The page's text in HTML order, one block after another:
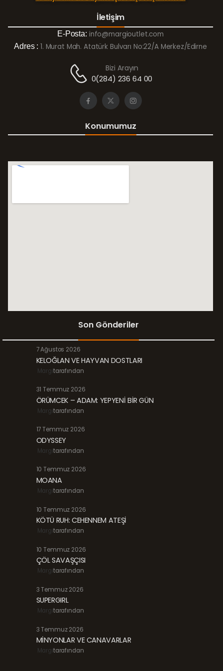
İletişim
E-Posta: info@margioutlet.com
Adres : 1. Murat Mah. Atatürk Bulvarı No:22/A Merkez/Edirne
Bizi Arayın
0(284) 236 64 00
Konumumuz
Son Gönderiler
7 Ağustos 2026
KELOĞLAN VE HAYVAN DOSTLARI
Margitarafından
31 Temmuz 2026
ÖRÜMCEK – ADAM: YEPYENİ BİR GÜN
Margitarafından
17 Temmuz 2026
ODYSSEY
Margitarafından
10 Temmuz 2026
MOANA
Margitarafından
10 Temmuz 2026
KÖTÜ RUH: CEHENNEM ATEŞİ
Margitarafından
10 Temmuz 2026
ÇÖL SAVAŞÇISI
Margitarafından
3 Temmuz 2026
SUPERGIRL
Margitarafından
3 Temmuz 2026
MİNYONLAR VE CANAVARLAR
Margitarafından